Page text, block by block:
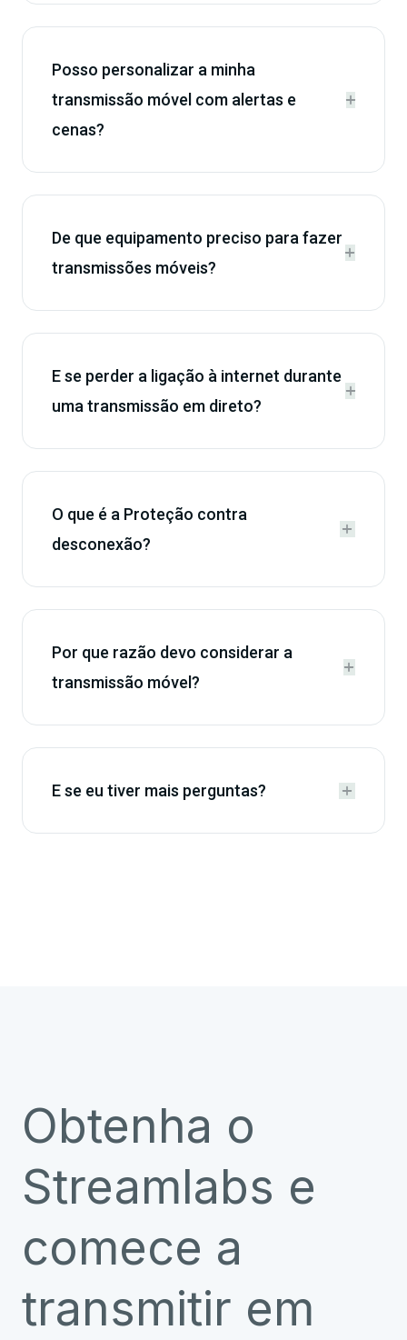
Posso personalizar a minha
transmissão móvel com alertas e
cenas?


De que equipamento preciso para fazer
transmissões móveis?


E se perder a ligação à internet durante
uma transmissão em direto?


O que é a Proteção contra
desconexão?


Por que razão devo considerar a
transmissão móvel?


E se eu tiver mais perguntas? 

Obtenha o
Streamlabs e
comece a
transmitir em